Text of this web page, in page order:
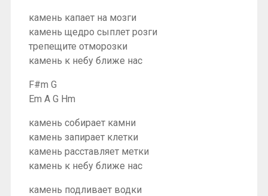
камень капает на мозги
камень щедро сыплет розги
трепещите отморозки
камень к небу ближе нас
F#m G
Em A G Hm
камень собирает камни
камень запирает клетки
камень расставляет метки
камень к небу ближе нас
камень подливает водки